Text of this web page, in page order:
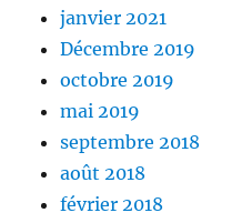
janvier 2021
Décembre 2019
octobre 2019
mai 2019
septembre 2018
août 2018
février 2018